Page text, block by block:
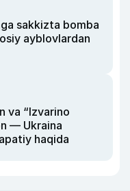
sakkizta bomba
ayblovlardan
va “Izvarino
— Ukraina
haqida